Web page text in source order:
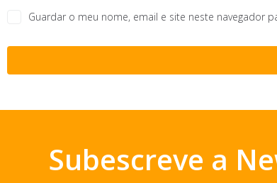
Guardar o meu nome, email e site neste navegador
Subescreve a